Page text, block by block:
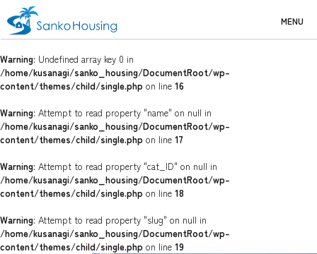
MENU
Warning: Undefined array key 0 in
/home/kusanagi/sanko_housing/DocumentRoot/wp-
content/themes/child/single.php on line 16
Warning: Attempt to read property "name" on null in
/home/kusanagi/sanko_housing/DocumentRoot/wp-
content/themes/child/single.php on line 17
Warning: Attempt to read property "cat_ID" on null in
/home/kusanagi/sanko_housing/DocumentRoot/wp-
content/themes/child/single.php on line 18
Warning: Attempt to read property "slug" on null in
/home/kusanagi/sanko_housing/DocumentRoot/wp-
content/themes/child/single.php on line 19